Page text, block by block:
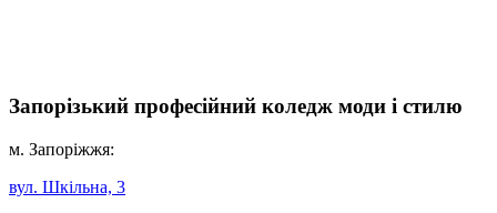
Запорізький професійний коледж моди і стилю
м. Запоріжжя:
вул. Шкільна, 3